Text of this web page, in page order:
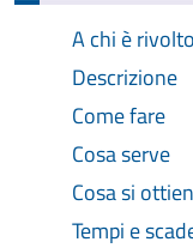
A chi è rivolto
Descrizione
Come fare
Cosa serve
Cosa si
Tempi e